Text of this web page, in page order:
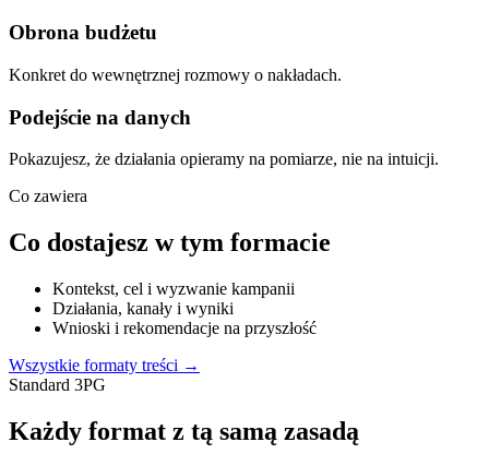
Obrona budżetu
Konkret do wewnętrznej rozmowy o nakładach.
Podejście na danych
Pokazujesz, że działania opieramy na pomiarze, nie na intuicji.
Co zawiera
Co dostajesz w tym formacie
Kontekst, cel i wyzwanie kampanii
Działania, kanały i wyniki
Wnioski i rekomendacje na przyszłość
Wszystkie formaty treści →
Standard 3PG
Każdy format z tą samą zasadą